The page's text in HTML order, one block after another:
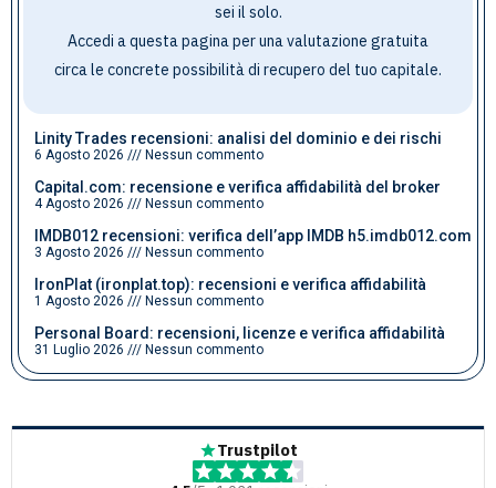
sei il solo.
Accedi a questa pagina per una valutazione gratuita
circa le concrete possibilità di recupero del tuo capitale.
Linity Trades recensioni: analisi del dominio e dei rischi
6 Agosto 2026 Nessun commento
Capital.com: recensione e verifica affidabilità del broker
4 Agosto 2026 Nessun commento
IMDB012 recensioni: verifica dell’app IMDB h5.imdb012.com
3 Agosto 2026 Nessun commento
IronPlat (ironplat.top): recensioni e verifica affidabilità
1 Agosto 2026 Nessun commento
Personal Board: recensioni, licenze e verifica affidabilità
31 Luglio 2026 Nessun commento
Trustpilot